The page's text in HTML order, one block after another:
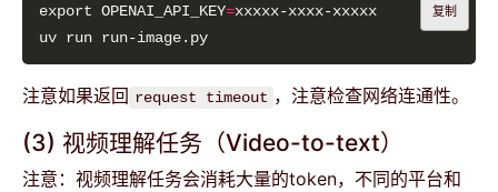
export OPENAI_API_KEY= 复制
注意如果返回 request timeout ，注意检查网络连通性。
(3) 视频理解任务（Video-to-text）
注意：视频理解任务会消耗大量的token，不同的平台和